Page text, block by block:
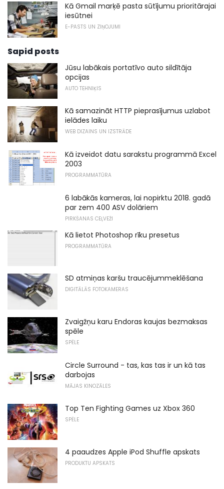
Kā Gmail marķē pasta sūtījumu prioritārajai
iesūtnei
E-PASTS UN ZIŅOJUMI
Sapid posts
Jūsu labākais portatīvo auto sildītāja
opcijas
AUTO TEHNIĶIS
Kā samazināt HTTP pieprasījumus uzlabot
ielādes laiku
WEB DIZAINS UN IZSTRĀDE
Kā izveidot datu sarakstu programmā Excel
2003
PROGRAMMATŪRA
6 labākās kameras, lai nopirktu 2018. gadā
par zem 400 ASV dolāriem
PIRKŠANAS CEĻVEŽI
Kā lietot Photoshop rīku presetus
PROGRAMMATŪRA
SD atmiņas karšu traucējummeklēšana
DIGITĀLĀS FOTOKAMERAS
Zvaigžņu karu Endoras kaujas bezmaksas
spēle
SPĒLE
Circle Surround - tas, kas tas ir un kā tas
darbojas
MĀJAS KINOZĀLES
Top Ten Fighting Games uz Xbox 360
SPĒLE
4 paaudzes Apple iPod Shuffle apskats
PRODUKTU APSKATS